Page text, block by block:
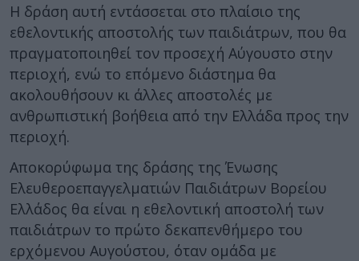
Η δράση αυτή εντάσσεται στο πλαίσιο της
εθελοντικής αποστολής των παιδιάτρων, που θα
πραγματοποιηθεί τον προσεχή Αύγουστο στην
περιοχή, ενώ το επόμενο διάστημα θα
ακολουθήσουν κι άλλες αποστολές με
ανθρωπιστική βοήθεια από την Ελλάδα προς την
περιοχή.
Αποκορύφωμα της δράσης της Ένωσης
Ελευθεροεπαγγελματιών Παιδιάτρων Βορείου
Ελλάδος θα είναι η εθελοντική αποστολή των
παιδιάτρων το πρώτο δεκαπενθήμερο του
ερχόμενου Αυγούστου, όταν ομάδα με